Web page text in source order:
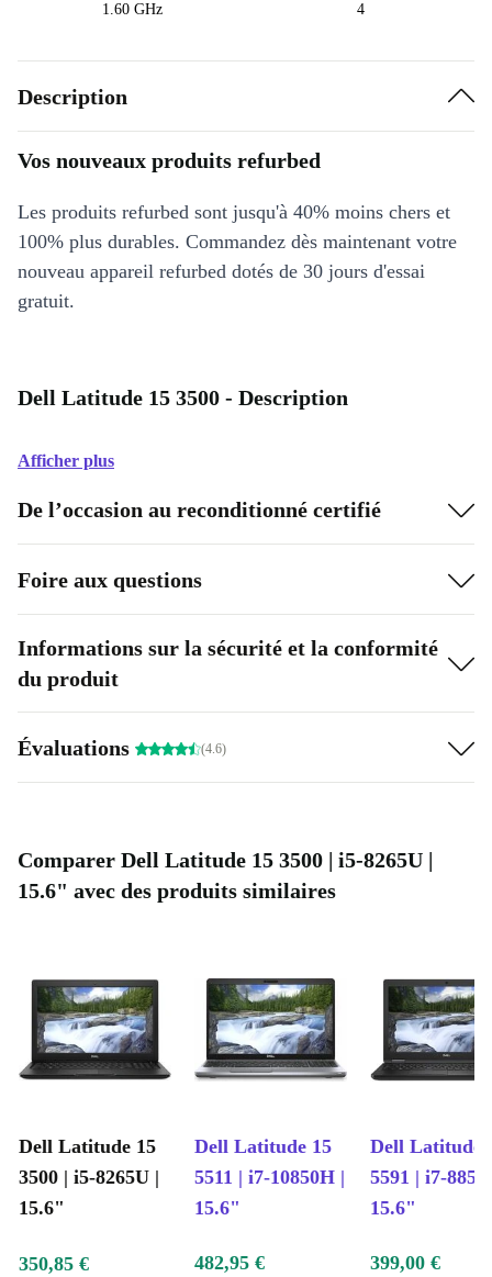
1.60 GHz
4
Description
Vos nouveaux produits refurbed
Les produits refurbed sont jusqu'à 40% moins chers et
100% plus durables. Commandez dès maintenant votre
nouveau appareil refurbed dotés de 30 jours d'essai
gratuit.
Dell Latitude 15 3500 - Description
Afficher plus
De l’occasion au reconditionné certifié
Foire aux questions
Informations sur la sécurité et la conformité
du produit
Évaluations (4.6)
Comparer Dell Latitude 15 3500 | i5-8265U |
15.6" avec des produits similaires
Dell Latitude 15
3500 | i5-8265U |
15.6"
Dell Latitude 15
5511 | i7-10850H |
15.6"
Dell Latitude
5591 | i7-
15.6"
350,85 € 482,95 € 399,00 €